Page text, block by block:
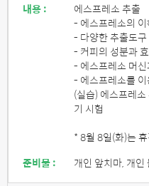
내용 :
에스프레소 추출
- 에스프레소의 이
- 다양한 추출도구
- 커피의 성분과
- 에스프레소 머
- 에스프레소를
(실습) 에스프레
기 시험
* 8월 8일(화)는
준비물 :
개인 앞치마, 개인